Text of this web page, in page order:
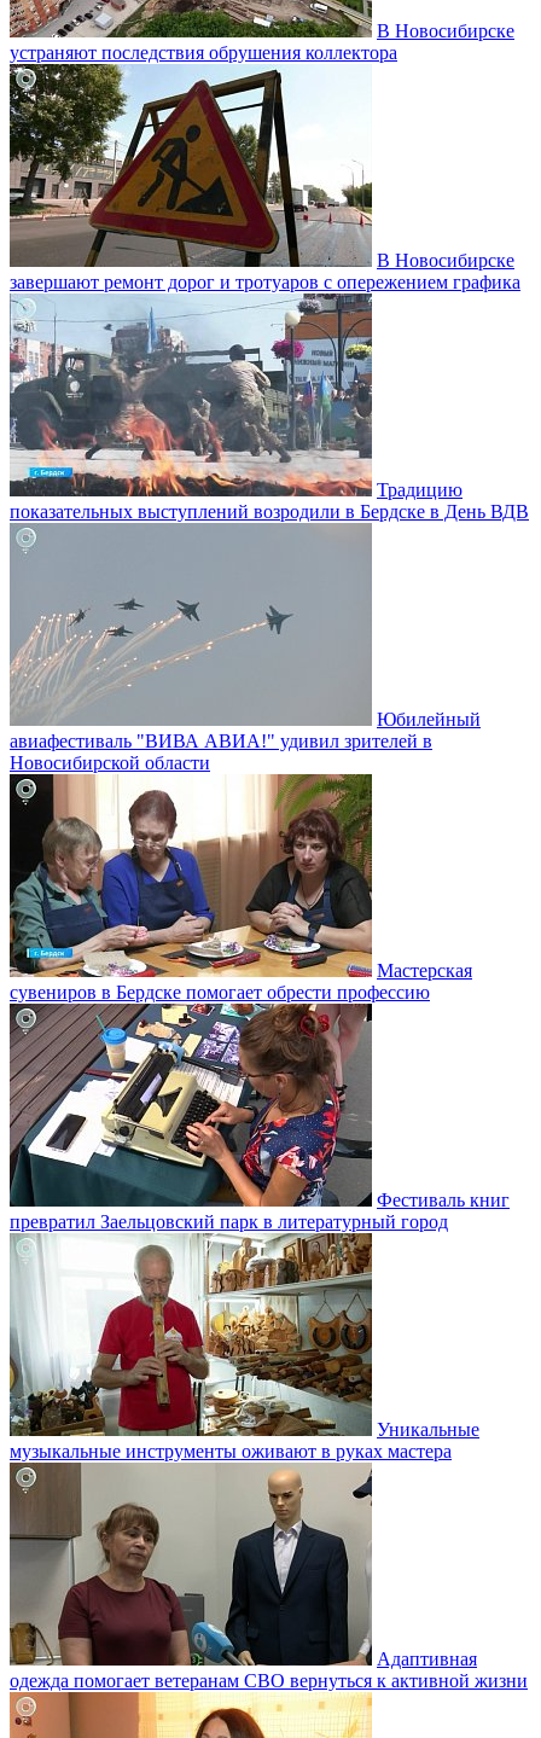
В Новосибирске
устраняют последствия обрушения коллектора
В Новосибирске
завершают ремонт дорог и тротуаров с опережением графика
Традицию
показательных выступлений возродили в Бердске в День ВДВ
Юбилейный
авиафестиваль "ВИВА АВИА!" удивил зрителей в
Новосибирской области
Мастерская
сувениров в Бердске помогает обрести профессию
Фестиваль книг
превратил Заельцовский парк в литературный город
Уникальные
музыкальные инструменты оживают в руках мастера
Адаптивная
одежда помогает ветеранам СВО вернуться к активной жизни